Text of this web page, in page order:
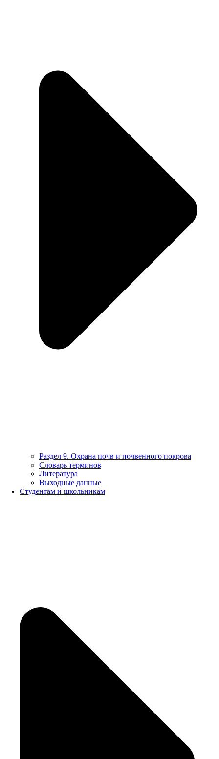
Раздел 9. Охрана почв и почвенного покрова
Словарь терминов
Литература
Выходные данные
Студентам и школьникам